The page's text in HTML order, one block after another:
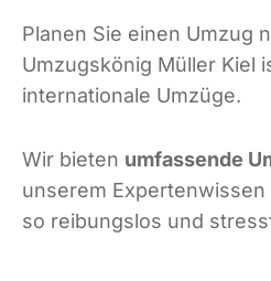
Planen Sie einen Umzug
Umzugskönig Müller Kiel
internationale Umzüge.
Wir bieten umfassende
unserem
so reibungslos und